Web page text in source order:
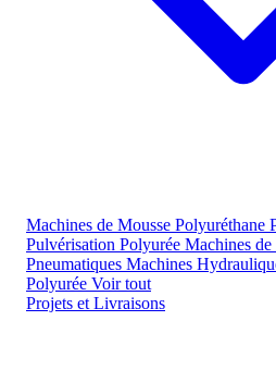
Machines de Mousse Polyuréthane
Pulvérisation Polyurée Machines
Pneumatiques Machines
Polyurée Voir tout
Projets et Livraisons